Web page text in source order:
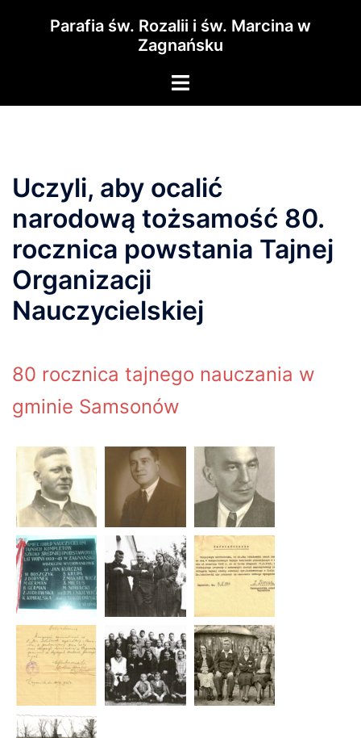
Parafia św. Rozalii i św. Marcina w
Zagnańsku
Menu
Uczyli, aby ocalić
narodową tożsamość 80.
rocznica powstania Tajnej
Organizacji
Nauczycielskiej
80 rocznica tajnego nauczania w
gminie Samsonów